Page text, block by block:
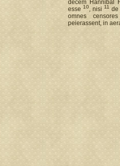
decem Hannibal
esse 10, nisi 11 de
omnes
peierassent, in